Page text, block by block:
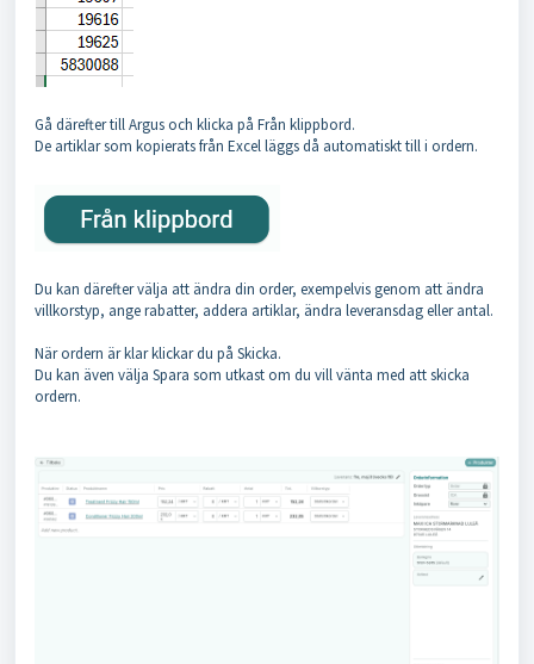
Gå därefter till Argus och klicka på Från klippbord.
De artiklar som kopierats från Excel läggs då automatiskt till i ordern.
Du kan därefter välja att ändra din order, exempelvis genom att ändra
villkorstyp, ange rabatter, addera artiklar, ändra leveransdag eller antal.
När ordern är klar klickar du på Skicka.
Du kan även välja Spara som utkast om du vill vänta med att skicka
ordern.